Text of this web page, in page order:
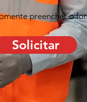
preencher o
Solicitar